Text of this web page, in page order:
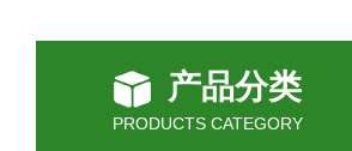
OEMER三相同
OEMER三相同
产品分类
PRODUCTS CATEGORY